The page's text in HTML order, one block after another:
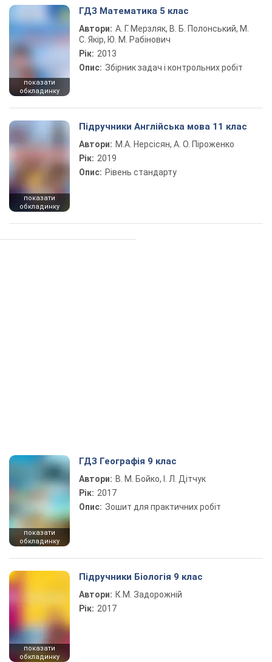
показати
обкладинку
ГДЗ Математика 5 клас
Автори: А. Г. Мерзляк, В. Б. Полонський, М.
С. Якір, Ю. М. Рабінович
Рік: 2013
Опис: Збірник задач і контрольних робіт
показати
обкладинку
Підручники Англійська мова 11 клас
Автори: М.А. Нерсісян, А. О. Піроженко
Рік: 2019
Опис: Рівень стандарту
показати
обкладинку
ГДЗ Географія 9 клас
Автори: В. М. Бойко, І. Л. Дітчук
Рік: 2017
Опис: Зошит для практичних робіт
показати
обкладинку
Підручники Біологія 9 клас
Автори: К.М. Задорожній
Рік: 2017